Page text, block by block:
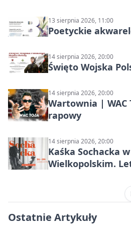
13 sierpnia 2026, 11:00
Poetyckie
14 sierpnia 2026, 20:00
Święto Wojska
14 sierpnia 2026, 20:00
Wartownia | WAC
rapowy
14 sierpnia 2026, 20:00
Kaśka Sochacka
Wielkopolskim.
Ostatnie Artykuły